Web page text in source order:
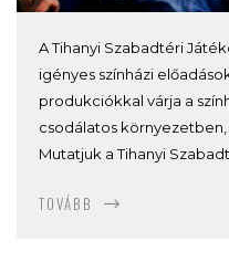
A Tihanyi Szabadtéri
igényes színházi
produkciókkal várja a
csodálatos környezetben,
Mutatjuk a Tihanyi
TOVÁBB